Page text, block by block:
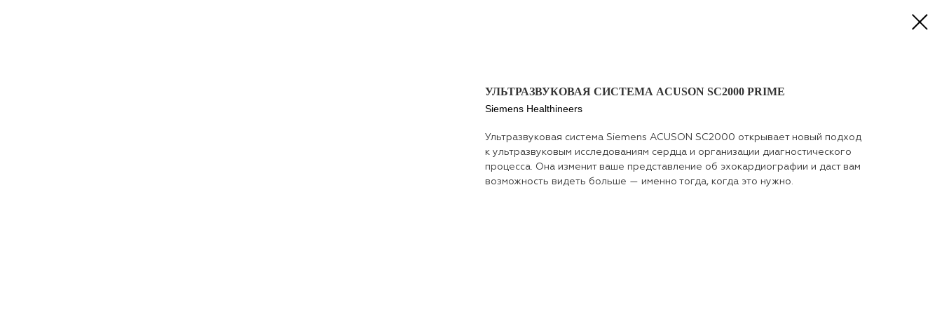
УЛЬТРАЗВУКОВАЯ СИСТЕМА ACUSON SC2000 PRIME
Siemens Healthineers
Ультразвуковая система Siemens ACUSON SC2000 открывает новый подход
к ультразвуковым исследованиям сердца и организации диагностического
процесса. Она изменит ваше представление об эхокардиографии и даст вам
возможность видеть больше — именно тогда, когда это нужно.